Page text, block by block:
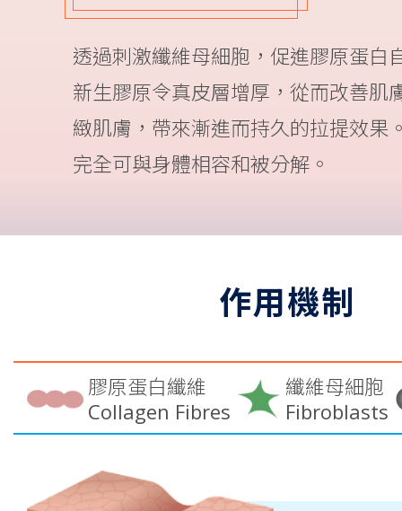
透過刺激纖維母細胞，促進膠原蛋白
新生膠原令真皮層增厚，從而改善肌
緻肌膚，帶來漸進而持久的拉提效果
完全可與身體相容和被分解。
作用機制
膠原蛋白纖維
Collagen Fibres
纖維母細胞
Fibroblasts